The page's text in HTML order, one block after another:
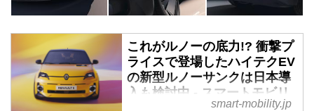
これがルノーの底力!? 衝撃プ
ライスで登場したハイテクEV
の新型ルノーサンクは日本導
入も検討中 - スマートモビリ
smart-mobility.jp